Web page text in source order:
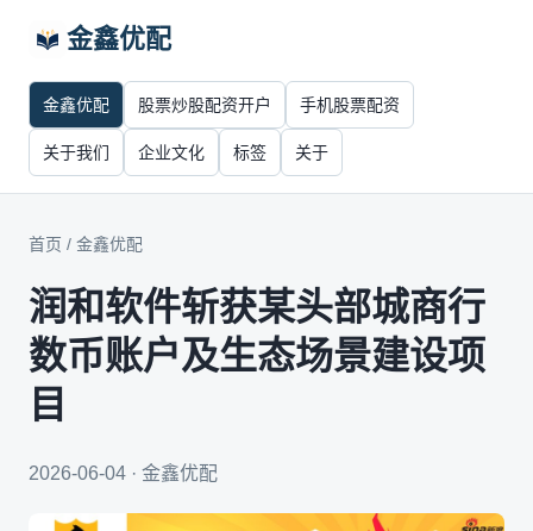
金鑫优配
金鑫优配 股票炒股配资开户 手机股票配资
关于我们 企业文化 标签 关于
首页 / 金鑫优配
润和软件斩获某头部城商行
数币账户及生态场景建设项
目
2026-06-04 · 金鑫优配